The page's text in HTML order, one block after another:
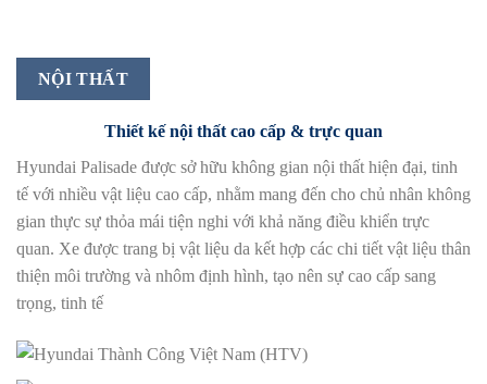
NỘI THẤT
Thiết kế nội thất cao cấp & trực quan
Hyundai Palisade được sở hữu không gian nội thất hiện đại, tinh
tế với nhiều vật liệu cao cấp, nhằm mang đến cho chủ nhân không
gian thực sự thỏa mái tiện nghi với khả năng điều khiển trực
quan. Xe được trang bị vật liệu da kết hợp các chi tiết vật liệu thân
thiện môi trường và nhôm định hình, tạo nên sự cao cấp sang
trọng, tinh tế